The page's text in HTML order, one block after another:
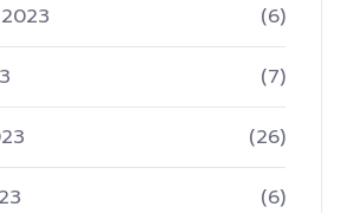
(6)
(7)
(26)
(6)